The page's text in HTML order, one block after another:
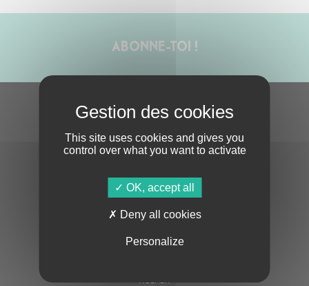
ABONNE-TOI !
S'ABONNER À LA NEWSLETTER
En cochant cette case, j’accepte la Politique de confidentialité
AGENDA
This site uses cookies and gives you
control over what you want to activate
OK, accept all
Deny all cookies
Personalize